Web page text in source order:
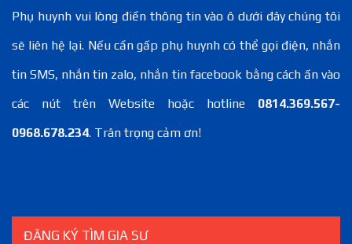
Phụ huynh vui lòng điền thông tin vào ô dưới đây chúng tôi
sẽ liên hệ lại. Nếu cần gấp phụ huynh có thể gọi điện, nhắn
tin SMS, nhắn tin zalo, nhắn tin facebook bằng cách ấn vào
các nút trên Website hoặc hotline 0814.369.567-
0968.678.234. Trân trọng cảm ơn!
ĐĂNG KÝ TÌM GIA SƯ